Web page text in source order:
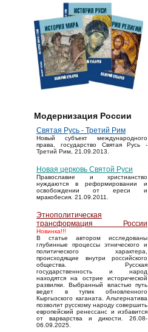
Модернизация России
Святая Русь - Третий Рим
Новый субъект международного
права, государство Святая Русь -
Третий Рим, 21.09.2013.
Новая церковь Святой Руси
Православие и христианство
нуждаются в реформировании и
освобождении от ереси и
мракобесия. 21.09.2011.
Этнополитическая
трансформация России
Новинка!!!
В статье автором исследованы
глубинные процессы этнического и
политического характера,
происходящие внутри российского
общества. Русская
государственность и народ
находятся на острие исторической
развилки. Выбранный властью путь
ведет в тупик обновленного
Кыргызского каганата. Альтернатива
позволит русскому народу совершить
европейский ренессанс и избавится
от варварства и дикости. 26.08-
06.09.2025.